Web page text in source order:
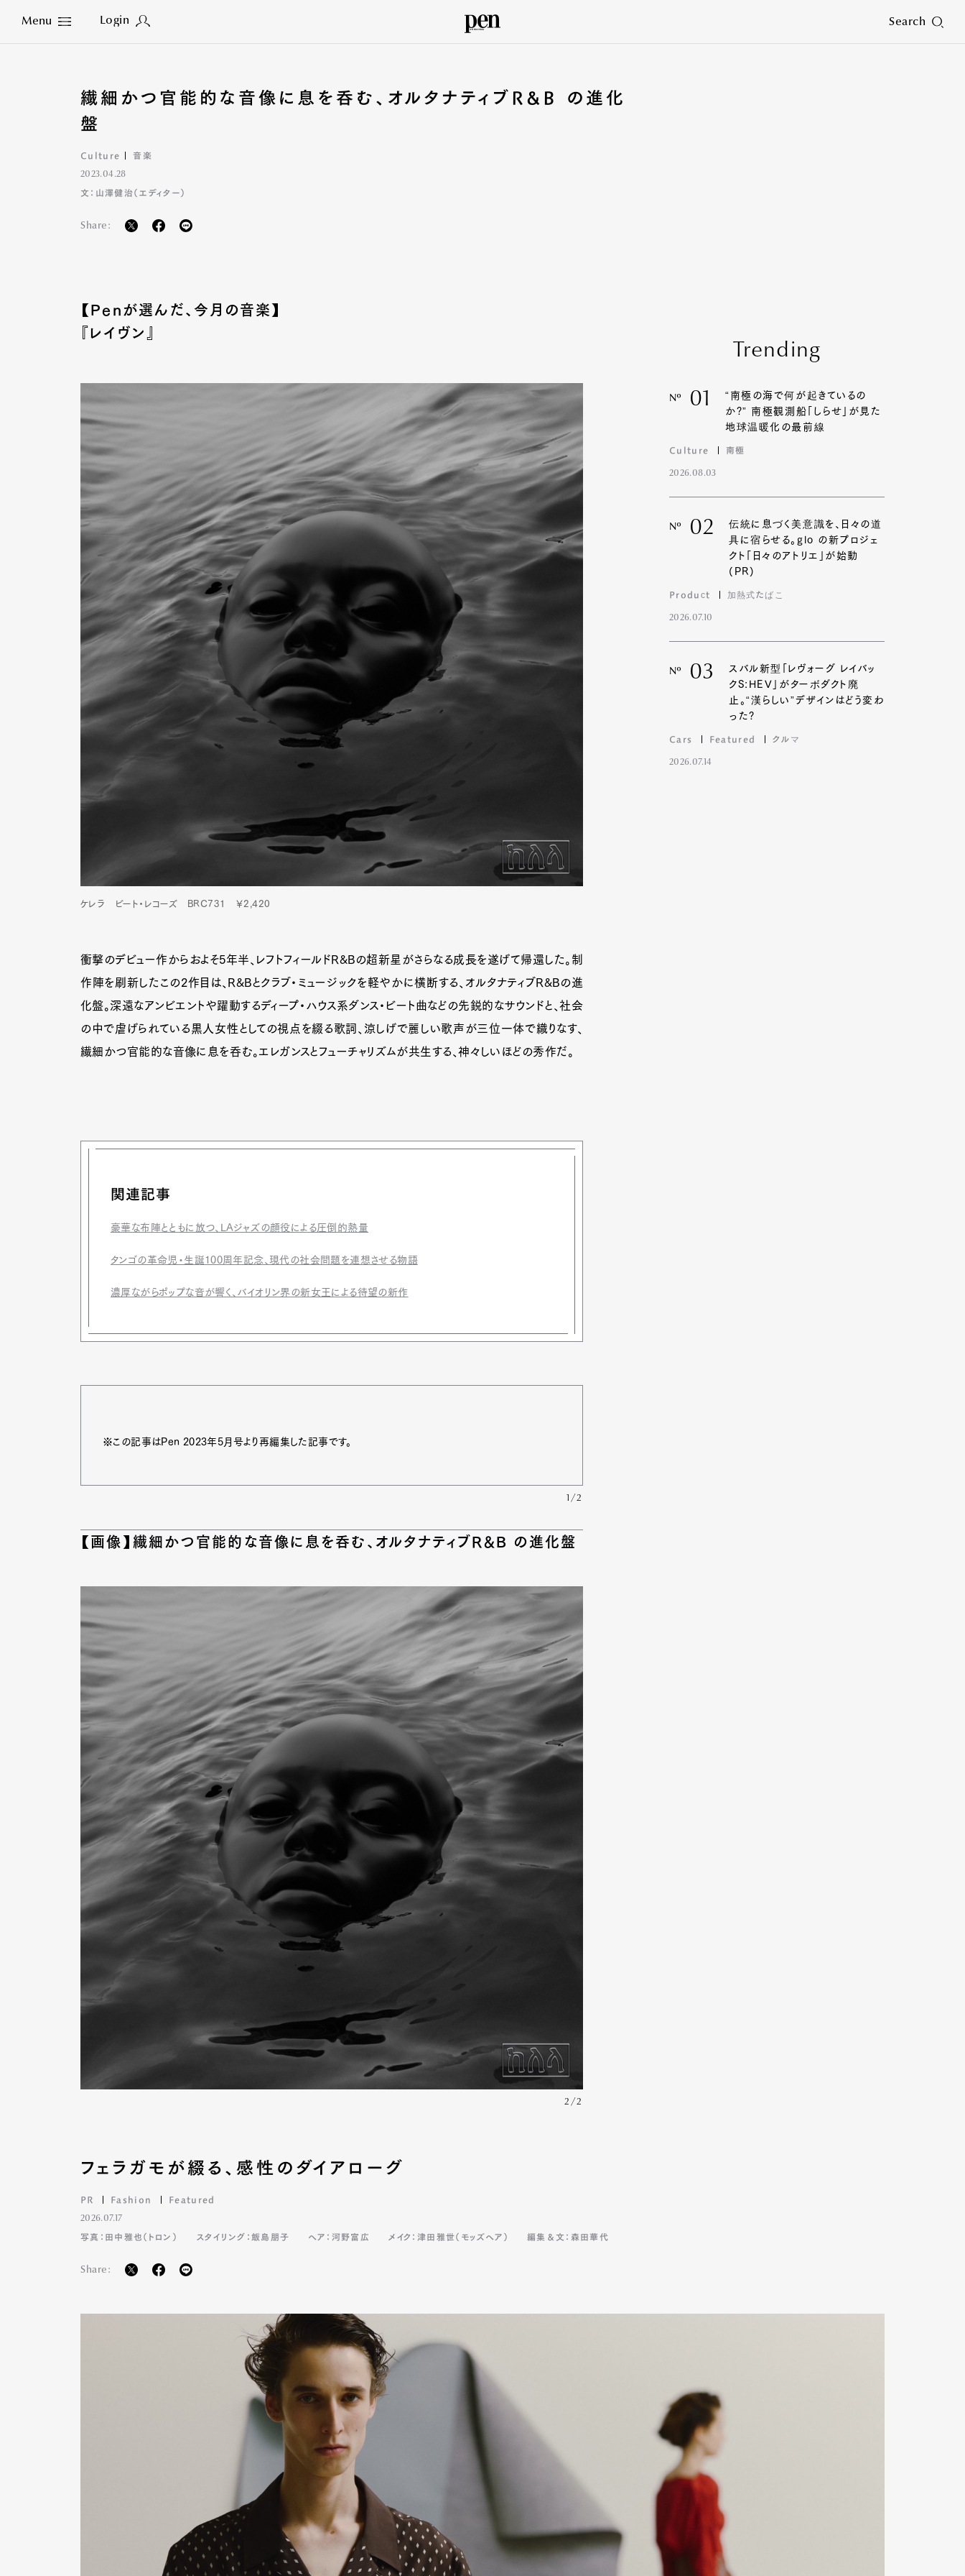
Menu Login Search
Close
Art&Design Watch
Fashion
Lifestyle
Pen Membership Magazine Official Columnist
Pen international Pen tw
繊細かつ官能的な音像に息を呑む、オルタナティブR&B の進化
盤
Culture 音楽
2023.04.28
文：山澤健治（エディター）
Share:
【Penが選んだ、今月の音楽】
『レイヴン』
ケレラ ビート・レコーズ BRC731 ￥2,420
衝撃のデビュー作からおよそ5年半、レフトフィールドR&Bの超新星がさらなる成長を遂げて帰還した。制
作陣を刷新したこの2作目は、R&Bとクラブ・ミュージックを軽やかに横断する、オルタナティブR&Bの進
化盤。深遠なアンビエントや躍動するディープ・ハウス系ダンス・ビート曲などの先鋭的なサウンドと、社会
の中で虐げられている黒人女性としての視点を綴る歌詞、涼しげで麗しい歌声が三位一体で織りなす、
繊細かつ官能的な音像に息を呑む。エレガンスとフューチャリズムが共生する、神々しいほどの秀作だ。
関連記事
豪華な布陣とともに放つ、LAジャズの顔役による圧倒的熱量
タンゴの革命児・生誕100周年記念、現代の社会問題を連想させる物語
濃厚ながらポップな音が響く、バイオリン界の新女王による待望の新作
※この記事はPen 2023年5月号より再編集した記事です。
1/2
【画像】繊細かつ官能的な音像に息を呑む、オルタナティブR&B の進化盤
2/2
Trending
Nº 01
“南極の海で何が起きているの
か?” 南極観測船「しらせ」が見た
地球温暖化の最前線
Culture 南極
2026.08.03
Nº 02
伝統に息づく美意識を、日々の道
具に宿らせる。glo の新プロジェ
クト「日々のアトリエ」が始動
(PR)
Product 加熱式たばこ
2026.07.10
Nº 03
スバル新型「レヴォーグ レイバッ
クS:HEV」がターボダクト廃
止。“漢らしい”デザインはどう変わ
った?
Cars Featured クルマ
2026.07.14
フェラガモが綴る、感性のダイアローグ
PR Fashion Featured
2026.07.17
写真：田中雅也（トロン） スタイリング：飯島朋子 ヘア：河野富広 メイク：津田雅世（モッズヘア） 編集＆文：森田華代
Share: